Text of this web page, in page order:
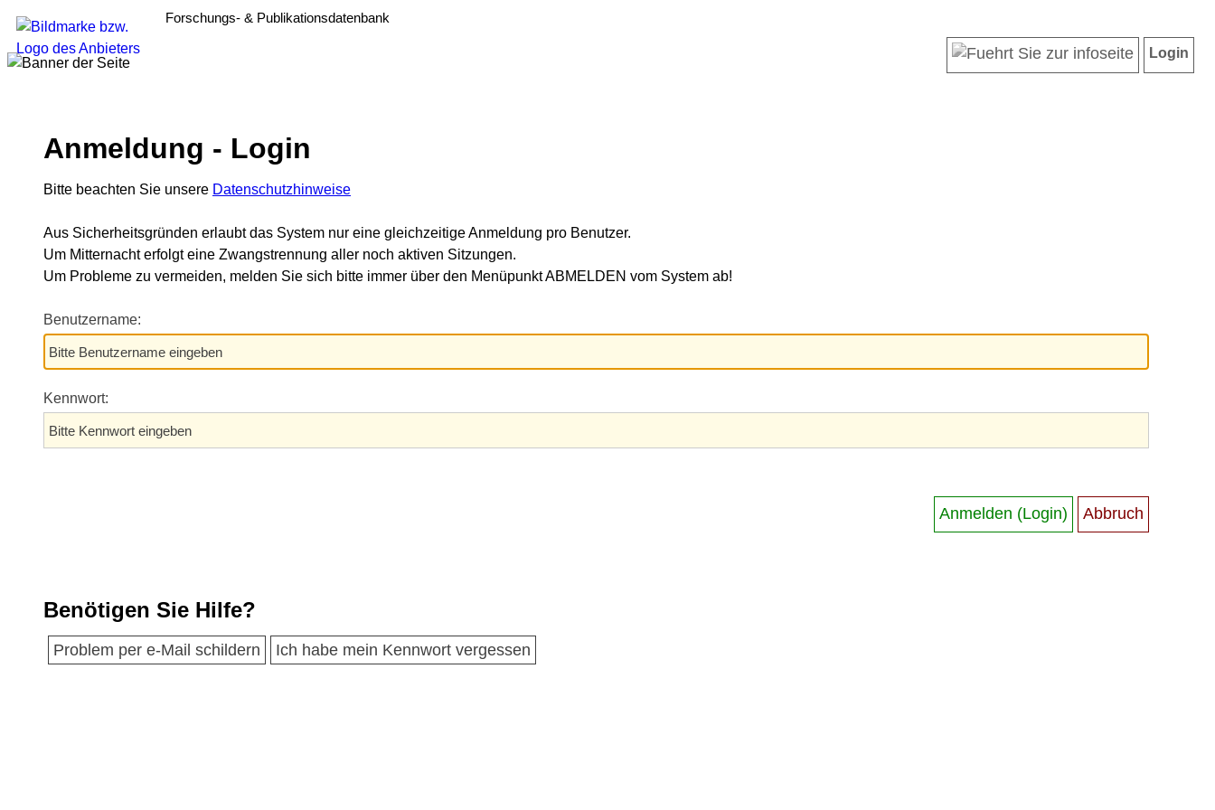
Forschungs- & Publikationsdatenbank
Login
Anmeldung - Login
Bitte beachten Sie unsere Datenschutzhinweise
Aus Sicherheitsgründen erlaubt das System nur eine gleichzeitige Anmeldung pro Benutzer.
Um Mitternacht erfolgt eine Zwangstrennung aller noch aktiven Sitzungen.
Um Probleme zu vermeiden, melden Sie sich bitte immer über den Menüpunkt ABMELDEN vom System ab!
Benutzername:
Kennwort:
Benötigen Sie Hilfe?
Problem per e-Mail schildern Ich habe mein Kennwort vergessen